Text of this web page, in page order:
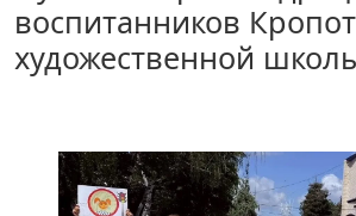
воспитанников
художественной